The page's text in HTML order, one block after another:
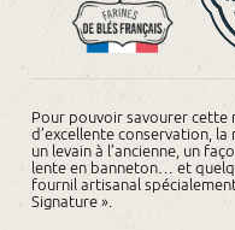
Pour pouvoir savourer cette
d’excellente conservation,
un levain à l’ancienne, un
lente en banneton… et
fournil artisanal
Signature ».